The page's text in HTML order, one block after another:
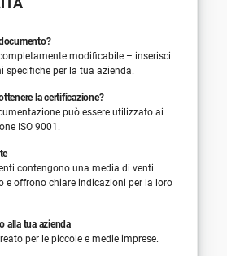
modificabile – inserisci
specifiche per la tua azienda.
la certificazione?
può essere utilizzato ai
ISO 9001.
contengono una media di venti
e offrono chiare indicazioni per la loro
alla tua azienda
per le piccole e medie imprese.